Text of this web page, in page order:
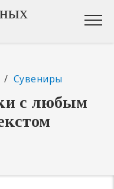
/ Сувениры
с любым